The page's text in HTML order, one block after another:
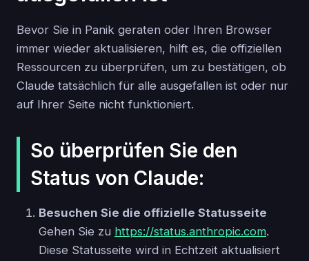
Bevor Sie in Panik geraten oder Ihren Browser
immer wieder aktualisieren, hilft es, die offiziellen
Ressourcen zu überprüfen, um zu bestätigen, ob
Claude tatsächlich für alle ausgefallen ist oder nur
auf Ihrer Seite nicht funktioniert.
So überprüfen Sie den
Status von Claude:
Besuchen Sie die offizielle Statusseite
Gehen Sie zu https://status.anthropic.com.
Diese Statusseite wird in Echtzeit aktualisiert